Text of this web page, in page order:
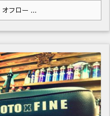
オフロー ...